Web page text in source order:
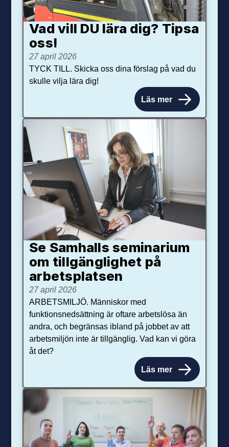
Vad vill DU lära dig? Tipsa
oss!
27 april 2026
TYCK TILL. Skicka oss dina förslag på vad du
skulle vilja lära dig!
Läs mer
Se Samhalls seminarium
om tillgänglighet på
arbetsplatsen
27 april 2026
ARBETSMILJÖ. Människor med
funktionsnedsättning är oftare arbetslösa än
andra, och begränsas ibland på jobbet av att
arbetsmiljön inte är tillgänglig. Vad kan vi göra
åt det?
Läs mer